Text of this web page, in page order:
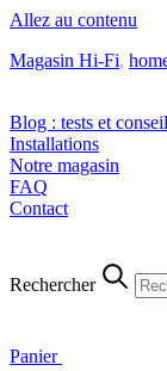
Allez au contenu
Magasin Hi-Fi,
Blog : tests et
Installations
Notre magasin
FAQ
Contact
Rechercher
Panier